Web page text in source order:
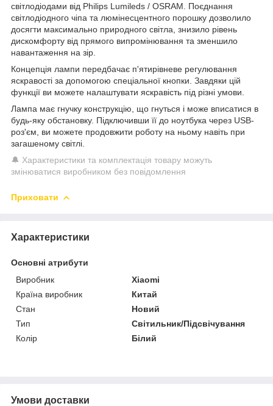
світлодіодами від Philips Lumileds / OSRAM. Поєднання
світлодіодного чіпа та люмінесцентного порошку дозволило
досягти максимально природного світла, знизило рівень
дискомфорту від прямого випромінювання та зменшило
навантаження на зір.
Концепція лампи передбачає п'ятирівневе регулювання
яскравості за допомогою спеціальної кнопки. Завдяки цій
функції ви можете налаштувати яскравість під різні умови.
Лампа має гнучку конструкцію, що гнуться і може вписатися в
будь-яку обстановку. Підключивши її до ноутбука через USB-
роз'єм, ви можете продовжити роботу на ньому навіть при
загашеному світлі.
🔔 Характеристики та комплектація товару можуть
змінюватися виробником без повідомлення
Приховати
Характеристики
Основні атрибути
Виробник
Xiaomi
Країна виробник
Китай
Стан
Новий
Тип
Світильник/Підсвічування
Колір
Білий
Умови доставки